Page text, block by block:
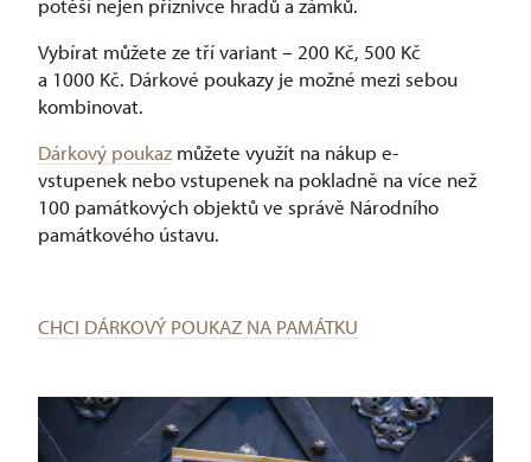
potěší nejen příznivce hradů a zámků.
Vybírat můžete ze tří variant –⁠ 200 Kč, 500 Kč
a 1000 Kč. Dárkové poukazy je možné mezi sebou
kombinovat.
Dárkový poukaz můžete využít na nákup e-
vstupenek nebo vstupenek na pokladně na více než
100 památkových objektů ve správě Národního
památkového ústavu.
CHCI DÁRKOVÝ POUKAZ NA PAMÁTKU